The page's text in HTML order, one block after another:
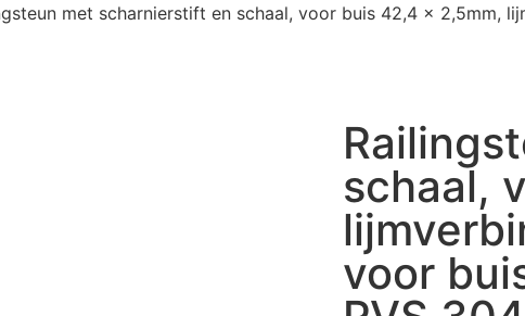
met scharnierstift en schaal, voor buis 42,4 x 2,5mm,
schaal,
voor